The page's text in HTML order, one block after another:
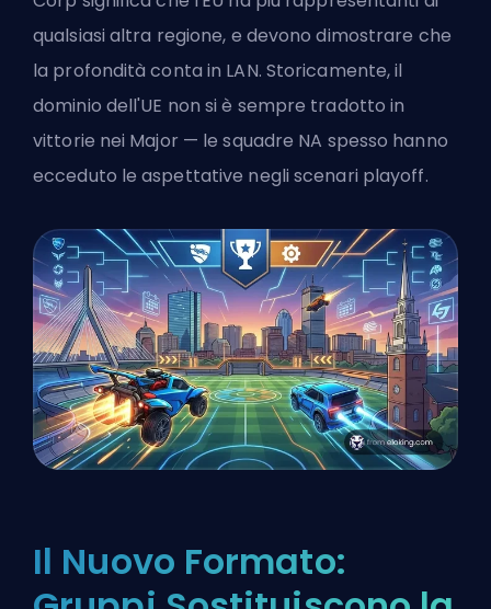
qualsiasi altra regione, e devono dimostrare che
la profondità conta in LAN. Storicamente, il
dominio dell'UE non si è sempre tradotto in
vittorie nei Major — le squadre NA spesso hanno
ecceduto le aspettative negli scenari playoff.
Il Nuovo Formato: